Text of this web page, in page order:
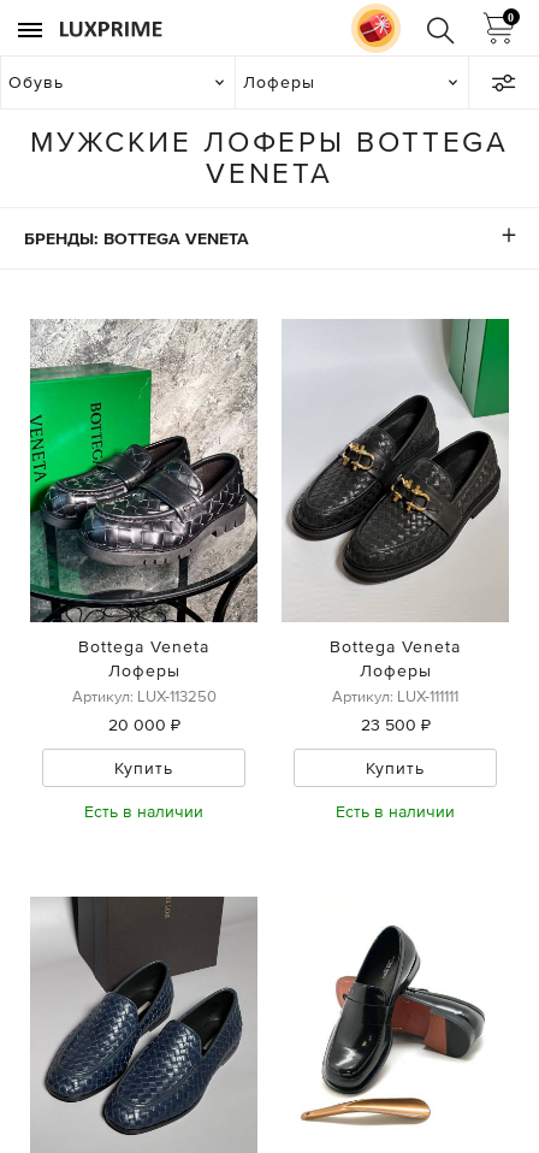
0
Обувь Лоферы
МУЖСКИЕ ЛОФЕРЫ BOTTEGA
VENETA
БРЕНДЫ: BOTTEGA VENETA
Bottega Veneta
Лоферы
Артикул: LUX-113250
20 000 ₽
Купить
Есть в наличии
Bottega Veneta
Лоферы
Артикул: LUX-111111
23 500 ₽
Купить
Есть в наличии